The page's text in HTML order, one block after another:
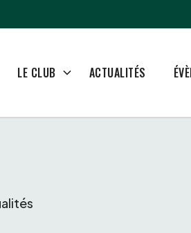
LE CLUB ACTUALITÉS